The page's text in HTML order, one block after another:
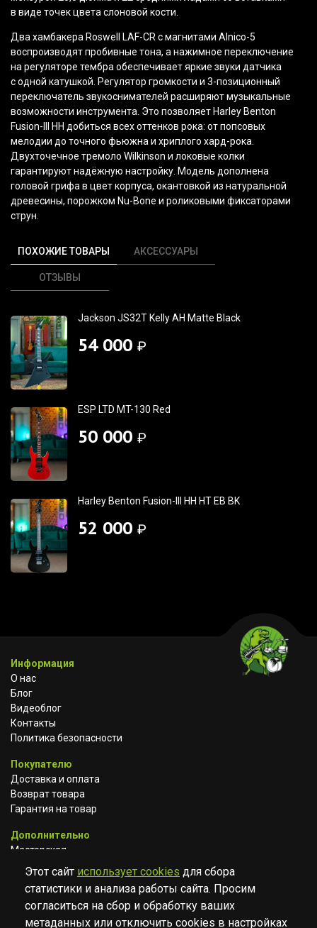
в виде точек цвета слоновой кости.
Два хамбакера Roswell LAF-CR с магнитами Alnico-5
воспроизводят пробивные тона, а нажимное переключение
на регуляторе тембра обеспечивает яркие звуки датчика
с одной катушкой. Регулятор громкости и 3-позиционный
переключатель звукоснимателей расширяют музыкальные
возможности инструмента. Это позволяет Harley Benton
Fusion-III HH добиться всех оттенков рока: от попсовых
мелодии до точного фьюжна и хриплого хард-рока.
Двухточечное тремоло Wilkinson и локовые колки
гарантируют надёжную настройку. Модель дополнена
головой грифа в цвет корпуса, окантовкой из натуральной
древесины, порожком Nu-Bone и роликовыми фиксаторами
струн.
ПОХОЖИЕ ТОВАРЫ АКСЕССУАРЫ
ОТЗЫВЫ
Jackson JS32T Kelly AH Matte Black
54 000 ₽
ESP LTD MT-130 Red
50 000 ₽
Harley Benton Fusion-III HH HT EB BK
52 000 ₽
Информация
О нас
Блог
Видеоблог
Контакты
Политика безопасности
Покупателю
Доставка и оплата
Возврат товара
Гарантия на товар
Дополнительно
Мастерская
Сотрудничество
YOUTUBE
Этот сайт использует cookies для сбора
статистики и анализа работы сайта. Просим
согласиться на сбор и обработку ваших
метаданных или отключить cookies в настройках